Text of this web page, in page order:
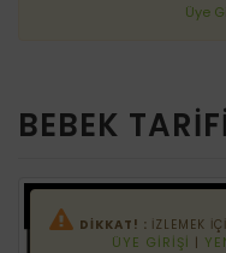
Üye
BEBEK
DİKKAT! : İZLEMEK
ÜYE GIRIŞI |